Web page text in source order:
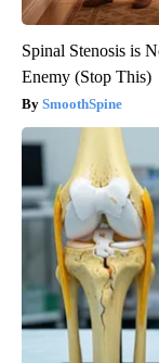
Spinal Stenosis is
Enemy (Stop This)
SmoothSpine